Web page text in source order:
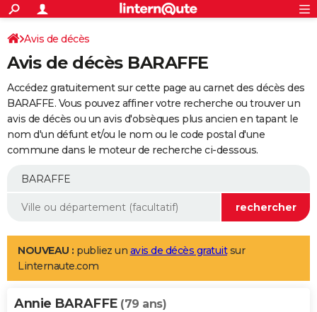
ACTUALITÉS
Politique
Société
Faits Divers
Education
Monde
Villes
+
SPORT
Coupe du monde 2026
Football
Tennis
Cyclisme
Rugby
Forum
Programme TV
TNT
Streaming
Cinéma
Sorties cinéma
Musique
+
FINANCE
Retraite
Epargne
Immobilier
Risques naturels par ville
Banque
Assurance
AUTO
Essais
Réserver un essai
Citadines
Berlines
SUV
Forum auto
+
Mobiles
Meilleur smartphone
Internet
Ordinateurs
Jeux vidéo
Guide high-tech
Aménagement intérieur
LIFESTYLE
Art de vivre
Bien-être
Loisirs
Mode
Modes de vie
Alimentation
Guide de la santé
Maladies
Médicaments
Sommeil
VOYAGE
Avis de décès
Avis de décès BARAFFE
Accédez gratuitement sur cette page au carnet des décès des
BARAFFE. Vous pouvez affiner votre recherche ou trouver un
avis de décès ou un avis d'obsèques plus ancien en tapant le
nom d'un défunt et/ou le nom ou le code postal d'une
commune dans le moteur de recherche ci-dessous.
NOUVEAU : publiez un avis de décès gratuitsur
Linternaute.com
Annie BARAFFE (79 ans)